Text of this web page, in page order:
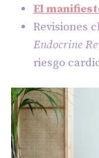
El
Revisiones
Endocrine
riesgo